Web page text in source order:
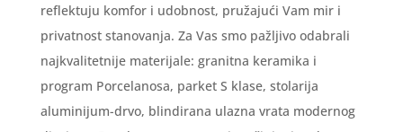
reflektuju komfor i udobnost, pružajući Vam mir i
privatnost stanovanja. Za Vas smo pažljivo odabrali
najkvalitetnije materijale: granitna keramika i
program Porcelanosa, parket S klase, stolarija
aluminijum-drvo, blindirana ulazna vrata modernog